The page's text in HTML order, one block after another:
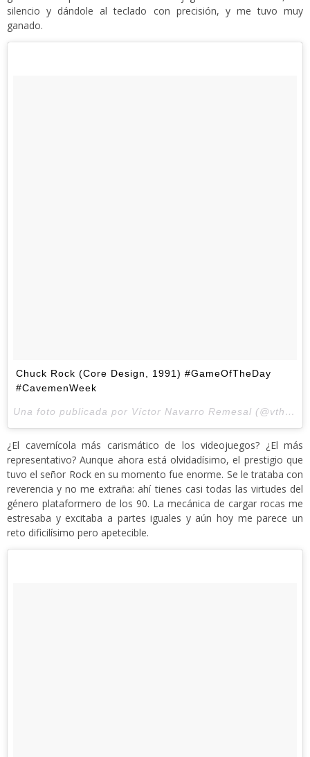
silencio y dándole al teclado con precisión, y me tuvo muy
ganado.
Chuck Rock (Core Design, 1991) #GameOfTheDay
#CavemenWeek
Una foto publicada por Víctor Navarro Remesal (@vthewanderer) el
¿El cavernícola más carismático de los videojuegos? ¿El más
representativo? Aunque ahora está olvidadísimo, el prestigio que
tuvo el señor Rock en su momento fue enorme. Se le trataba con
reverencia y no me extraña: ahí tienes casi todas las virtudes del
género plataformero de los 90. La mecánica de cargar rocas me
estresaba y excitaba a partes iguales y aún hoy me parece un
reto dificilísimo pero apetecible.